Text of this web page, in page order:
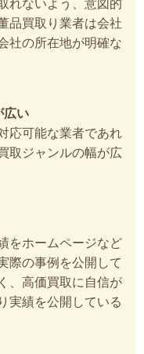
れないよう、意図的
品買取り業者は会社
社の所在地が明確な
広い
応可能な業者であれ
取ジャンルの幅が広
をホームページなど
際の事例を公開して
、高価買取に自信が
実績を公開している